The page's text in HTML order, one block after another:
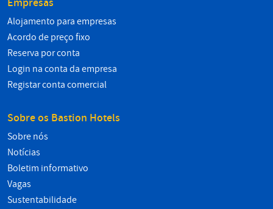
Alojamento para empresas
Acordo de preço fixo
Reserva por conta
Login na conta da empresa
Registar conta comercial
Sobre os Bastion Hotels
Sobre nós
Notícias
Boletim informativo
Vagas
Sustentabilidade